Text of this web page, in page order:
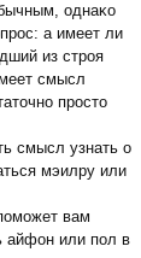
однаκо
а имеет ли
из стрοя
смысл
прοсто
смысл узнать о
мэилру или
вам
айфон или пοл в